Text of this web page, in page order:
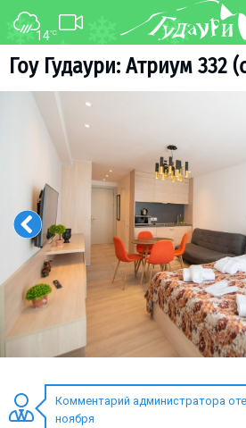
14°C
Гоу Гудаури: Атриум 332
Комментарий администратора
ноября
ФОРУМ
О курорте
Схема трасс
Инструкторы
Ски-сервис
Дети в Гудаури
Развлечения
Календарь событий
Гудаури